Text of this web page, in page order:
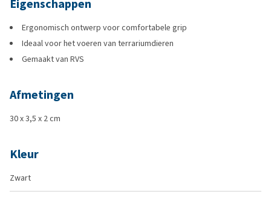
Eigenschappen
Ergonomisch ontwerp voor comfortabele grip
Ideaal voor het voeren van terrariumdieren
Gemaakt van RVS
Afmetingen
30 x 3,5 x 2 cm
Kleur
Zwart